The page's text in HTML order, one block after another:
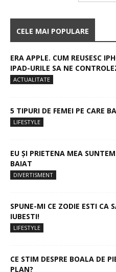
CELE MAI POPULARE
ERA APPLE. CUM REUSESC
IPAD-URILE SA NE
ACTUALITATE
5 TIPURI DE FEMEI PE CARE
LIFESTYLE
EU ȘI PRIETENA MEA
BAIAT
DIVERTISMENT
SPUNE-MI CE ZODIE ESTI CA
IUBESTI!
LIFESTYLE
CE STIM DESPRE BOALA DE
PLAN?